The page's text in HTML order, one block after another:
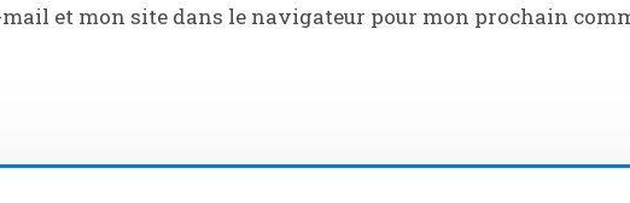
et mon site dans le navigateur pour mon prochain